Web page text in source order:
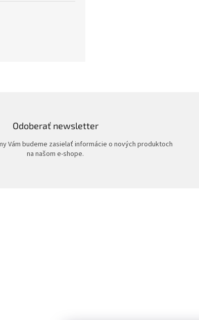
Odoberať newsletter
Vám budeme zasielať informácie o nových produktoch
na našom e-shope.